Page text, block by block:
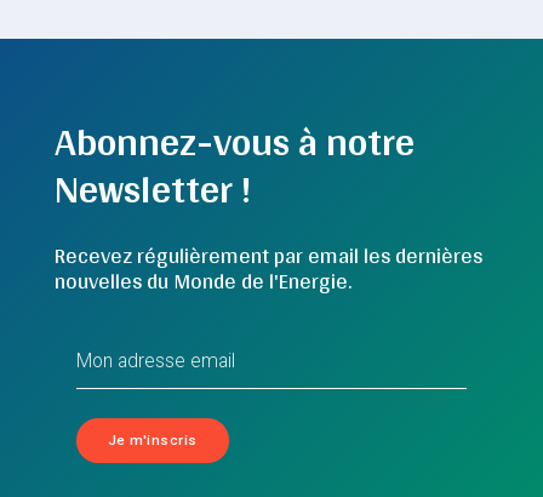
Abonnez-vous à notre
Newsletter !
Recevez régulièrement par email les dernières
nouvelles du Monde de l'Energie.